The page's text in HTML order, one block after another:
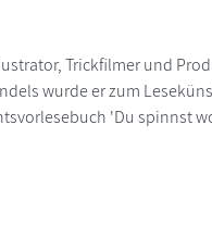
Trickfilmer und
wurde er zum
'Du spinnst